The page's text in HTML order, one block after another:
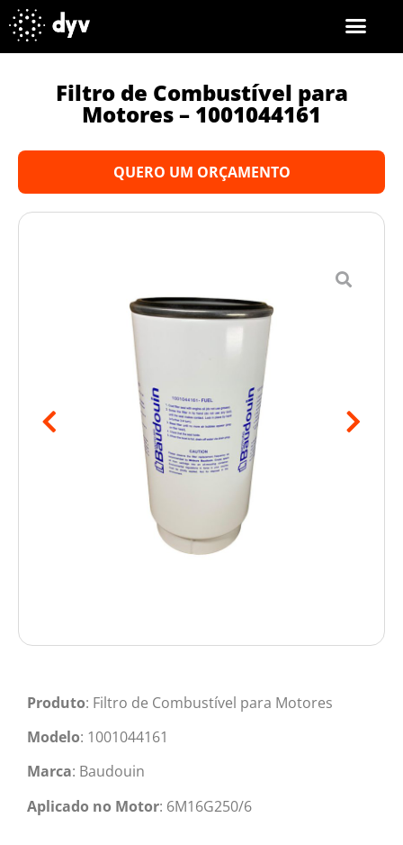
Filtro de Combustível para
Motores – 1001044161
QUERO UM ORÇAMENTO
Produto: Filtro de Combustível para Motores
Modelo: 1001044161
Marca: Baudouin
Aplicado no Motor: 6M16G250/6